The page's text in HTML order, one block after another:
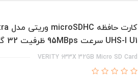
UHS-I U1 سرعت 95MBps ظرفیت 32 گیگابایت
VERITY 633X 32GB Micro SD Card